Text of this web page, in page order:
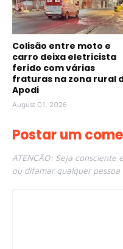
Colisão entre moto e
carro deixa eletricista
ferido com várias
fraturas na zona rural
Apodi
August 01, 2026
Postar um
ATENÇÃO: Seja
ou difamar qualquer